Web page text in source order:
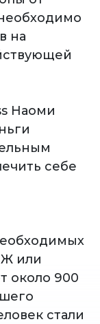
на
Наоми
себе
или
около 900
стали